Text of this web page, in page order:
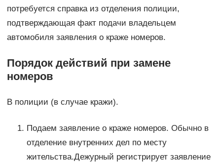
потребуется справка из отделения полиции,
подтверждающая факт подачи владельцем
автомобиля заявления о краже номеров.
Порядок действий при замене
номеров
В полиции (в случае кражи).
Подаем заявление о краже номеров. Обычно в
отделение внутренних дел по месту
жительства.Дежурный регистрирует заявление